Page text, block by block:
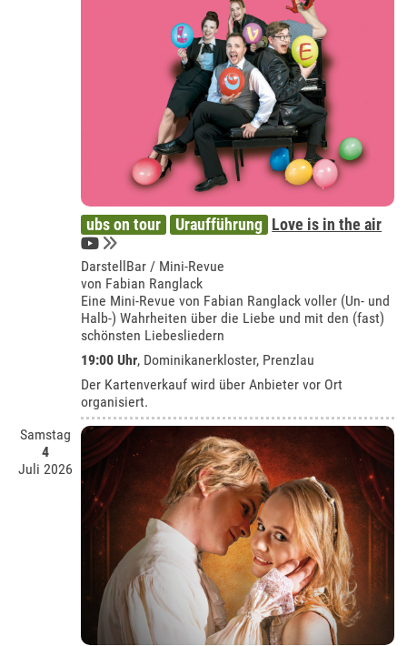
ubs on tour Uraufführung Love is in the air
DarstellBar / Mini-Revue
von Fabian Ranglack
Eine Mini-Revue von Fabian Ranglack voller (Un- und
Halb-) Wahrheiten über die Liebe und mit den (fast)
schönsten Liebesliedern
19:00 Uhr, Dominikanerkloster, Prenzlau
Der Kartenverkauf wird über Anbieter vor Ort
organisiert.
Samstag
4
Juli 2026